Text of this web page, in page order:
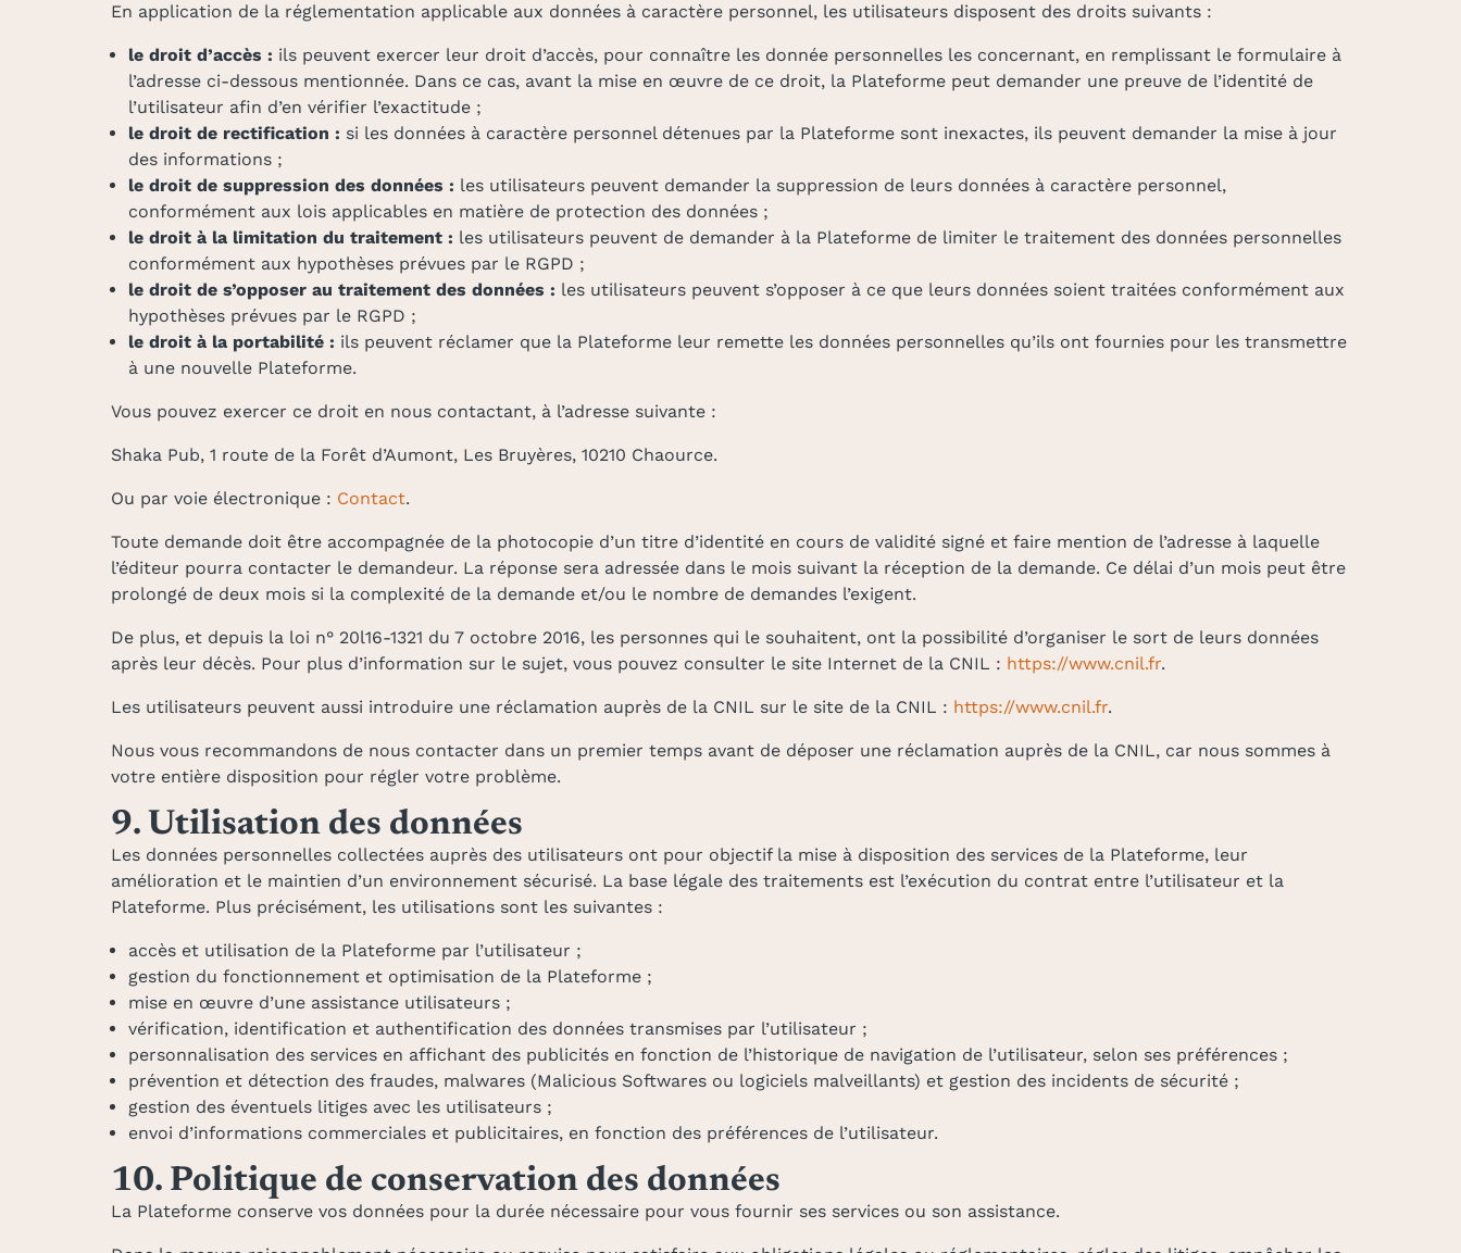
En application de la réglementation applicable aux données à caractère personnel, les utilisateurs disposent des droits suivants :
le droit d’accès : ils peuvent exercer leur droit d’accès, pour connaître les donnée personnelles les concernant, en remplissant le formulaire à
l’adresse ci-dessous mentionnée. Dans ce cas, avant la mise en œuvre de ce droit, la Plateforme peut demander une preuve de l’identité de
l’utilisateur afin d’en vérifier l’exactitude ;
le droit de rectification : si les données à caractère personnel détenues par la Plateforme sont inexactes, ils peuvent demander la mise à jour
des informations ;
le droit de suppression des données : les utilisateurs peuvent demander la suppression de leurs données à caractère personnel,
conformément aux lois applicables en matière de protection des données ;
le droit à la limitation du traitement : les utilisateurs peuvent de demander à la Plateforme de limiter le traitement des données personnelles
conformément aux hypothèses prévues par le RGPD ;
le droit de s’opposer au traitement des données : les utilisateurs peuvent s’opposer à ce que leurs données soient traitées conformément aux
hypothèses prévues par le RGPD ;
le droit à la portabilité : ils peuvent réclamer que la Plateforme leur remette les données personnelles qu’ils ont fournies pour les transmettre
à une nouvelle Plateforme.
Vous pouvez exercer ce droit en nous contactant, à l’adresse suivante :
Shaka Pub, 1 route de la Forêt d’Aumont, Les Bruyères, 10210 Chaource.
Ou par voie électronique : Contact.
Toute demande doit être accompagnée de la photocopie d’un titre d’identité en cours de validité signé et faire mention de l’adresse à laquelle
l’éditeur pourra contacter le demandeur. La réponse sera adressée dans le mois suivant la réception de la demande. Ce délai d’un mois peut être
prolongé de deux mois si la complexité de la demande et/ou le nombre de demandes l’exigent.
De plus, et depuis la loi n° 20l16-1321 du 7 octobre 2016, les personnes qui le souhaitent, ont la possibilité d’organiser le sort de leurs données
après leur décès. Pour plus d’information sur le sujet, vous pouvez consulter le site Internet de la CNIL : https://www.cnil.fr.
Les utilisateurs peuvent aussi introduire une réclamation auprès de la CNIL sur le site de la CNIL : https://www.cnil.fr.
Nous vous recommandons de nous contacter dans un premier temps avant de déposer une réclamation auprès de la CNIL, car nous sommes à
votre entière disposition pour régler votre problème.
9. Utilisation des données
Les données personnelles collectées auprès des utilisateurs ont pour objectif la mise à disposition des services de la Plateforme, leur
amélioration et le maintien d’un environnement sécurisé. La base légale des traitements est l’exécution du contrat entre l’utilisateur et la
Plateforme. Plus précisément, les utilisations sont les suivantes :
accès et utilisation de la Plateforme par l’utilisateur ;
gestion du fonctionnement et optimisation de la Plateforme ;
mise en œuvre d’une assistance utilisateurs ;
vérification, identification et authentification des données transmises par l’utilisateur ;
personnalisation des services en affichant des publicités en fonction de l’historique de navigation de l’utilisateur, selon ses préférences ;
prévention et détection des fraudes, malwares (Malicious Softwares ou logiciels malveillants) et gestion des incidents de sécurité ;
gestion des éventuels litiges avec les utilisateurs ;
envoi d’informations commerciales et publicitaires, en fonction des préférences de l’utilisateur.
10. Politique de conservation des données
La Plateforme conserve vos données pour la durée nécessaire pour vous fournir ses services ou son assistance.